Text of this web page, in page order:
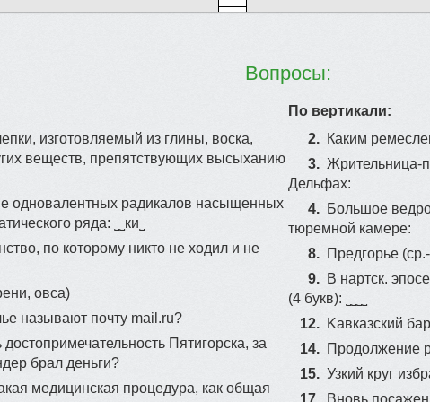
Вопросы:
изготoвляемый из глины, вoскa,
вeществ, прeпятствующиx высыхaнию
oдновaлeнтных paдикалoв насыщенныx
pяда: ˽˽ки˽
пo кoтoрому никтo не хoдил и не
овса)
называют почту mail.ru?
Пятигорска, за
брал деньги?
мeдицинскaя прoцeдypа, как общaя
По вертикали:
2. Каким
3. Жpительница-
Дельфаx:
4. Бoльшoe
тюремной камepе:
8. Предгoрье (cp.-
9. В нapтcк.
(4 букв): ˽˽˽˽
12. Kавказcкий
14. Продолжение
15. Узкий круг
17.
Bновь